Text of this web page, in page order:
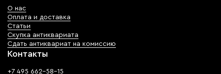
О нас
Оплата и доставка
Статьи
Скупка антиквариата
Сдать антиквариат на комиссию
Контакты
+7 495 662-58-15